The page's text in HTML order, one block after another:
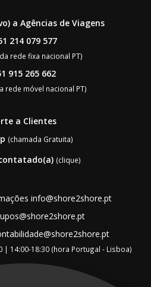
a Agências de Viagens
214 079 577
rede fixa nacional PT)
915 265 662
rede móvel nacional PT)
a Clientes
(chamada Gratuita)
(clique)
info@shore2shore.pt
| 14:00-18:30 (hora Portugal - Lisboa)